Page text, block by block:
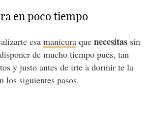
en poco tiempo
esa manicuraque necesitassin
de mucho tiempo pues, tan
y justo antes de irte a dormir te la
los siguientes pasos.